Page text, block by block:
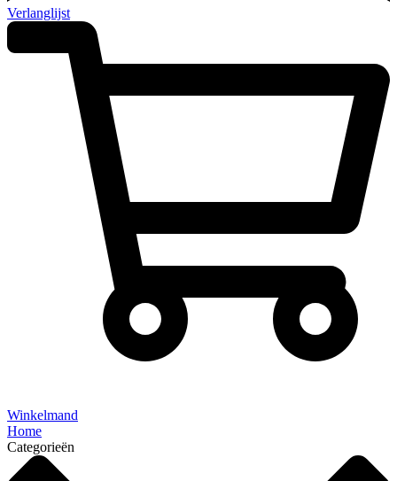
Verlanglijst
Winkelmand
Home
Categorieën